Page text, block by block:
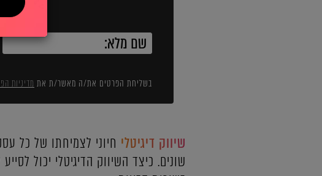
בשליחת הפרטים את/ה מאשר/ת את מדיניות
שיווק דיגיטלי חיוני לצמיחתו של כל
שונים. כיצד השיווק הדיגיטלי יכול